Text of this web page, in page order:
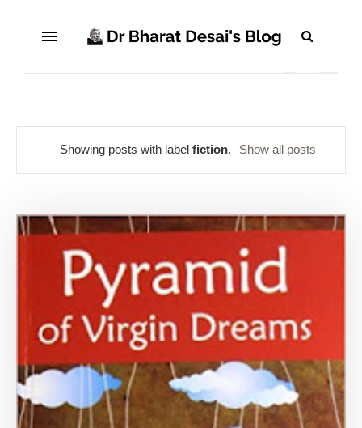
Showing posts with label fiction. Show all posts